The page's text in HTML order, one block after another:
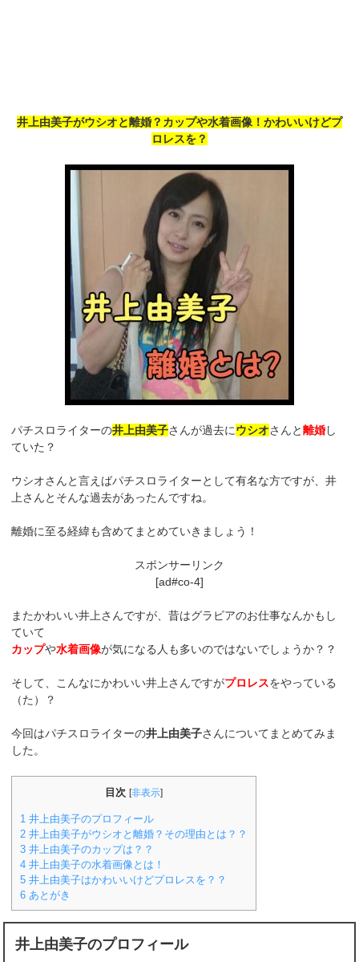
井上由美子がウシオと離婚？カップや水着画像！かわいいけどプ
ロレスを？
パチスロライターの井上由美子さんが過去にウシオさんと離婚し
ていた？
ウシオさんと言えばパチスロライターとして有名な方ですが、井
上さんとそんな過去があったんですね。
離婚に至る経緯も含めてまとめていきましょう！
スポンサーリンク
[ad#co-4]
またかわいい井上さんですが、昔はグラビアのお仕事なんかもし
ていて
カップや水着画像が気になる人も多いのではないでしょうか？？
そして、こんなにかわいい井上さんですがプロレスをやっている
（た）？
今回はパチスロライターの井上由美子さんについてまとめてみま
した。
目次 [非表示]
1 井上由美子のプロフィール
2 井上由美子がウシオと離婚？その理由とは？？
3 井上由美子のカップは？？
4 井上由美子の水着画像とは！
5 井上由美子はかわいいけどプロレスを？？
6 あとがき
井上由美子のプロフィール